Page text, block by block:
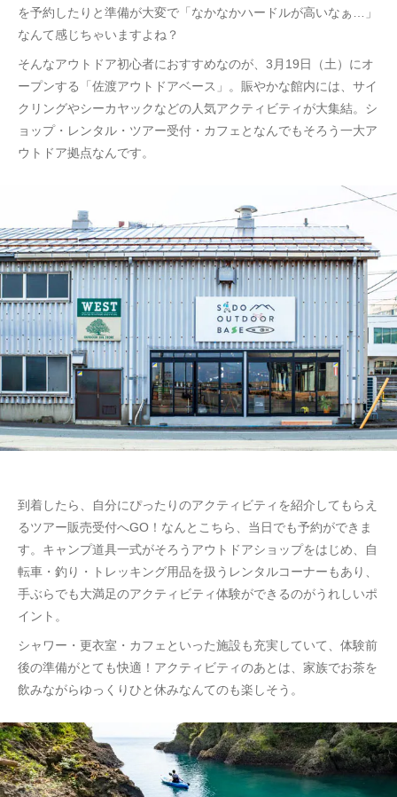
を予約したりと準備が大変で「なかなかハードルが高いなぁ…」
なんて感じちゃいますよね？
そんなアウトドア初心者におすすめなのが、3月19日（土）にオ
ープンする「佐渡アウトドアベース」。賑やかな館内には、サイ
クリングやシーカヤックなどの人気アクティビティが大集結。シ
ョップ・レンタル・ツアー受付・カフェとなんでもそろう一大ア
ウトドア拠点なんです。
到着したら、自分にぴったりのアクティビティを紹介してもらえ
るツアー販売受付へGO！なんとこちら、当日でも予約ができま
す。キャンプ道具一式がそろうアウトドアショップをはじめ、自
転車・釣り・トレッキング用品を扱うレンタルコーナーもあり、
手ぶらでも大満足のアクティビティ体験ができるのがうれしいポ
イント。
シャワー・更衣室・カフェといった施設も充実していて、体験前
後の準備がとても快適！アクティビティのあとは、家族でお茶を
飲みながらゆっくりひと休みなんてのも楽しそう。